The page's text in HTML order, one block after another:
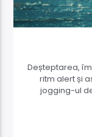
Deșteptarea,
ritm alert și
jogging-ul